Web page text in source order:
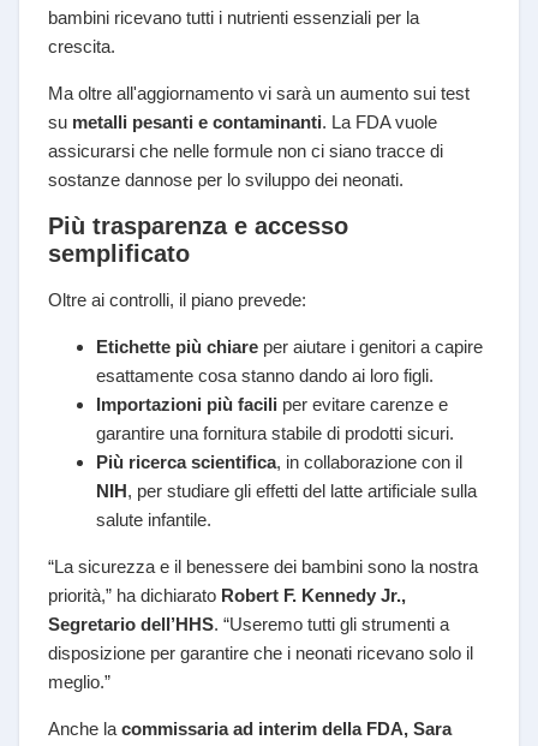
bambini ricevano tutti i nutrienti essenziali per la
crescita.
Ma oltre all'aggiornamento vi sarà un aumento sui test
su metalli pesanti e contaminanti. La FDA vuole
assicurarsi che nelle formule non ci siano tracce di
sostanze dannose per lo sviluppo dei neonati.
Più trasparenza e accesso
semplificato
Oltre ai controlli, il piano prevede:
Etichette più chiare per aiutare i genitori a capire
esattamente cosa stanno dando ai loro figli.
Importazioni più facili per evitare carenze e
garantire una fornitura stabile di prodotti sicuri.
Più ricerca scientifica, in collaborazione con il
NIH, per studiare gli effetti del latte artificiale sulla
salute infantile.
“La sicurezza e il benessere dei bambini sono la nostra
priorità,” ha dichiarato Robert F. Kennedy Jr.,
Segretario dell’HHS. “Useremo tutti gli strumenti a
disposizione per garantire che i neonati ricevano solo il
meglio.”
Anche la commissaria ad interim della FDA, Sara